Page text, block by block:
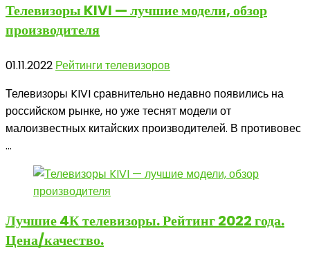
Телевизоры KIVI — лучшие модели, обзор
производителя
01.11.2022 Рейтинги телевизоров
Телевизоры KIVI сравнительно недавно появились на
российском рынке, но уже теснят модели от
малоизвестных китайских производителей. В противовес
...
Лучшие 4Ктелевизоры. Рейтинг 2022 года.
Цена/качество.